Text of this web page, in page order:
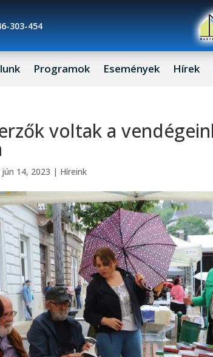
303-454
Programok Események Hírek
voltak a
jún 14, 2023 | Híreink